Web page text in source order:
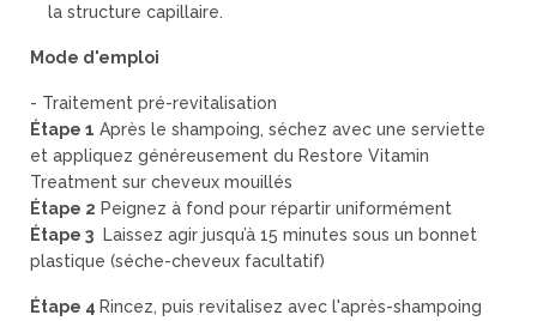
la structure capillaire.
Mode d'emploi
- Traitement pré-revitalisation
Étape 1 Après le shampoing, séchez avec une serviette
et appliquez généreusement du Restore Vitamin
Treatment sur cheveux mouillés
Étape 2 Peignez à fond pour répartir uniformément
Étape 3 Laissez agir jusqu’à 15 minutes sous un bonnet
plastique (séche-cheveux facultatif)
Étape 4 Rincez, puis revitalisez avec l'après-shampoing